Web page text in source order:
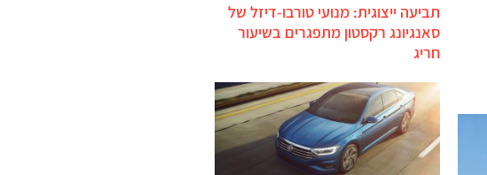
תביעה ייצוגית: מנועי טורבו-דיזל של
סאנגיונג רקסטון מתפגרים בשיעור
חריג